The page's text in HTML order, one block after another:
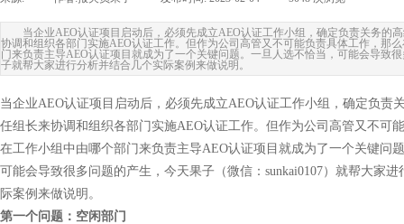
当企业AEO认证项目启动后，必须先成立AEO认证工作小组，确定负责关务的
协调和组织各部门实施AEO认证工作。但作为公司高管又不可能负责具体工作，那
门来负责主导AEO认证项目就成为了一个关键问题。一旦人选不恰当，可能会导致
子就帮大家进行分析并结合几个实际案例来做说明。
当企业AEO认证项目启动后，必须先成立AEO认证工作小组，确定负责
任组长来协调和组织各部门实施AEO认证工作。但作为公司高管又不可
在工作小组中由哪个部门来负责主导AEO认证项目就成为了一个关键问
可能会导致很多问题的产生，今天果子（微信：sunkai0107）就帮大家
际案例来做说明。
第一个问题：空闲部门